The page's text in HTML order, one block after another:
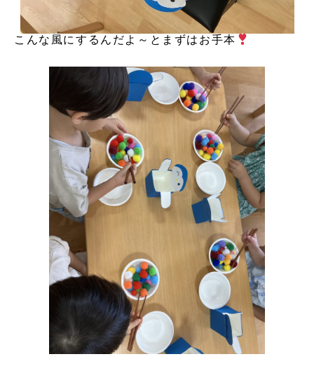
こんな風にするんだよ～とまずはお手本